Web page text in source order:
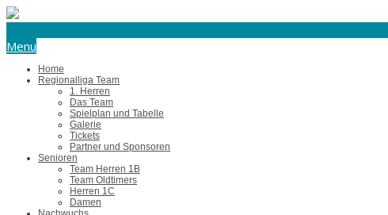
Menu
Home
Regionalliga Team
1. Herren
Das Team
Spielplan und Tabelle
Galerie
Tickets
Partner und Sponsoren
Senioren
Team Herren 1B
Team Oldtimers
Herren 1C
Damen